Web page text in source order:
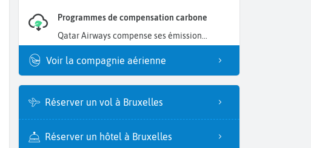
Programmes de compensation carbone
Qatar Airways compense ses émission...
Voir la compagnie aérienne
Réserver un vol à Bruxelles
Réserver un hôtel à Bruxelles